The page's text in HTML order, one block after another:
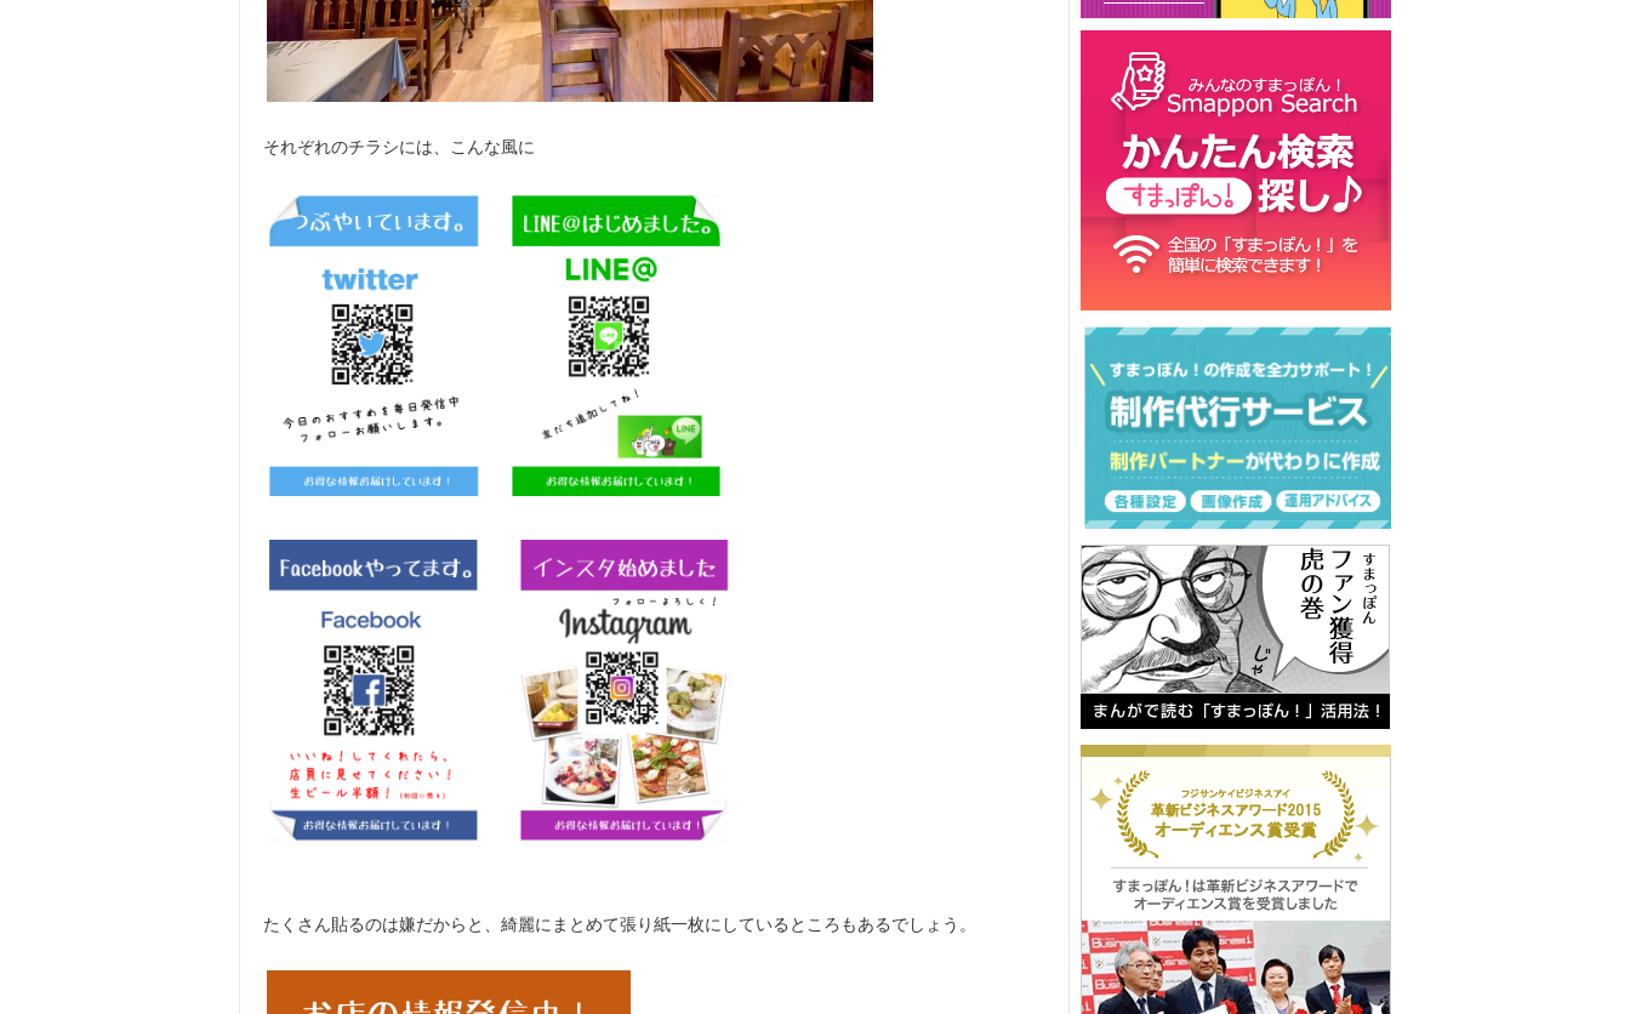
それぞれのチラシには、こんな風に
たくさん貼るのは嫌だからと、綺麗にまとめて張り紙一枚にしているところもあるでしょう。